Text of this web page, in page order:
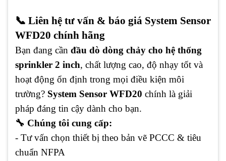
📞 Liên hệ tư vấn & báo giá System Sensor
WFD20 chính hãng
Bạn đang cần đầu dò dòng chảy cho hệ thống
sprinkler 2 inch, chất lượng cao, độ nhạy tốt và
hoạt động ổn định trong mọi điều kiện môi
trường? System Sensor WFD20 chính là giải
pháp đáng tin cậy dành cho bạn.
🔧 Chúng tôi cung cấp:
- Tư vấn chọn thiết bị theo bản vẽ PCCC & tiêu
chuẩn NFPA